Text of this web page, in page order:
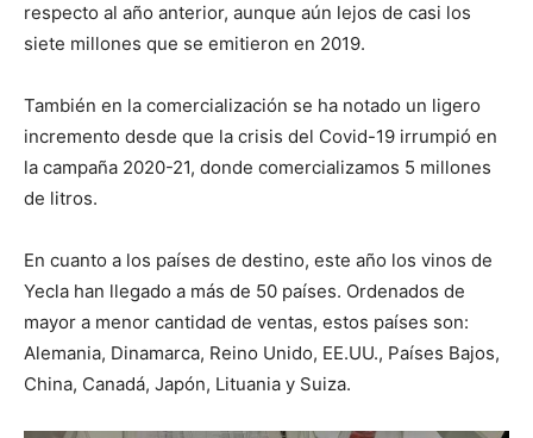
respecto al año anterior, aunque aún lejos de casi los
siete millones que se emitieron en 2019.
También en la comercialización se ha notado un ligero
incremento desde que la crisis del Covid-19 irrumpió en
la campaña 2020-21, donde comercializamos 5 millones
de litros.
En cuanto a los países de destino, este año los vinos de
Yecla han llegado a más de 50 países. Ordenados de
mayor a menor cantidad de ventas, estos países son:
Alemania, Dinamarca, Reino Unido, EE.UU., Países Bajos,
China, Canadá, Japón, Lituania y Suiza.